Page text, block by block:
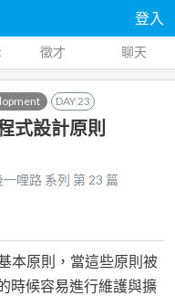
登入
徵才 聊天
DAY23
式設計原則
一哩路 系列 第23 篇
本原則，當這些原則被
時候容易進行維護與擴